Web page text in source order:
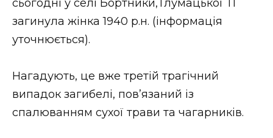
НОВИНИ ЗАХІДНОЇ УКРАЇНИ
сьогодні у селі Бортники,Тлумацької ТГ
загинула жінка 1940 р.н. (інформація
уточнюється).
Нагадують, це вже третій трагічний
випадок загибелі, пов’язаний із
спалюванням сухої трави та чагарників.